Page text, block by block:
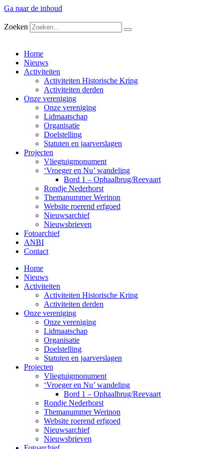
Ga naar de inhoud
Zoeken
Home
Nieuws
Activiteiten
Activiteiten Historische Kring
Activiteiten derden
Onze vereniging
Onze vereniging
Lidmaatschap
Organisatie
Doelstelling
Statuten en jaarverslagen
Projecten
Vliegtuigmonument
‘Vroeger en Nu’ wandeling
Bord 1 – Ophaalbrug/Reevaart
Rondje Nederhorst
Themanummer Werinon
Website roerend erfgoed
Nieuwsarchief
Nieuwsbrieven
Fotoarchief
ANBI
Contact
Home
Nieuws
Activiteiten
Activiteiten Historische Kring
Activiteiten derden
Onze vereniging
Onze vereniging
Lidmaatschap
Organisatie
Doelstelling
Statuten en jaarverslagen
Projecten
Vliegtuigmonument
‘Vroeger en Nu’ wandeling
Bord 1 – Ophaalbrug/Reevaart
Rondje Nederhorst
Themanummer Werinon
Website roerend erfgoed
Nieuwsarchief
Nieuwsbrieven